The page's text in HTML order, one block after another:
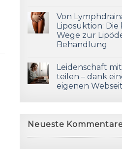
Von
Liposuktion: Die
Wege zur
Behandlung
Leidenschaft
teilen – dank
eigenen
Neueste